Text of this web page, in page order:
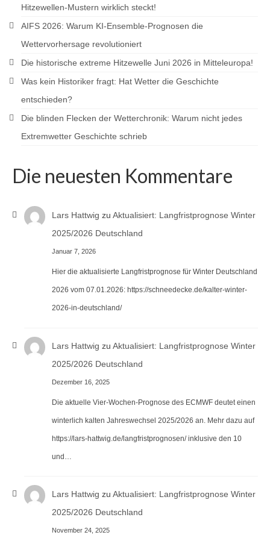
Hitzewellen-Mustern wirklich steckt!
AIFS 2026: Warum KI-Ensemble-Prognosen die
Wettervorhersage revolutioniert
Die historische extreme Hitzewelle Juni 2026 in Mitteleuropa!
Was kein Historiker fragt: Hat Wetter die Geschichte
entschieden?
Die blinden Flecken der Wetterchronik: Warum nicht jedes
Extremwetter Geschichte schrieb
Die neuesten Kommentare
Lars Hattwig zu Aktualisiert: Langfristprognose Winter
2025/2026 Deutschland
Januar 7, 2026
Hier die aktualisierte Langfristprognose für Winter Deutschland
2026 vom 07.01.2026: https://schneedecke.de/kalter-winter-
2026-in-deutschland/
Lars Hattwig zu Aktualisiert: Langfristprognose Winter
2025/2026 Deutschland
Dezember 16, 2025
Die aktuelle Vier-Wochen-Prognose des ECMWF deutet einen
winterlich kalten Jahreswechsel 2025/2026 an. Mehr dazu auf
https://lars-hattwig.de/langfristprognosen/ inklusive den 10
und…
Lars Hattwig zu Aktualisiert: Langfristprognose Winter
2025/2026 Deutschland
November 24, 2025